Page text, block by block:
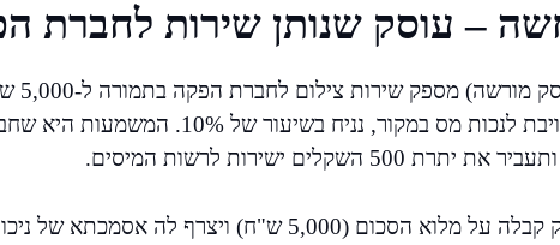
– עוסק שנותן שירות לחברת
נניח
מס במקור, החברה מחויבת לנכות מס במקור, נניח
במקרה כזה, הצלם יפיק קבלה על מלוא הסכום (5,000 ש"ח)